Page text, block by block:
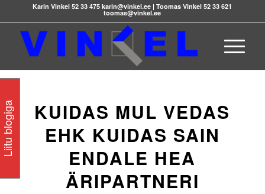
Karin Vinkel 52 33 475 karin@vinkel.ee | Toomas Vinkel 52 33 621
toomas@vinkel.ee
KUIDAS MUL VEDAS
EHK KUIDAS SAIN
ENDALE HEA
ÄRIPARTNERI
Liitu blogiga